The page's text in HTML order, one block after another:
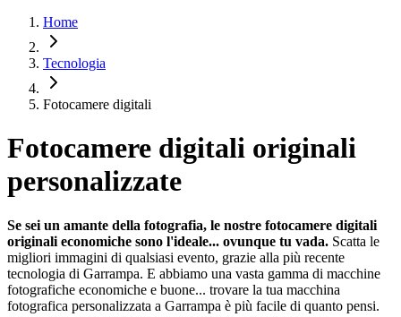
Home
Tecnologia
Fotocamere digitali
Fotocamere digitali originali
personalizzate
Se sei un amante della fotografia, le nostre fotocamere digitali
originali economiche sono l'ideale... ovunque tu vada. Scatta le
migliori immagini di qualsiasi evento, grazie alla più recente
tecnologia di Garrampa. E abbiamo una vasta gamma di macchine
fotografiche economiche e buone... trovare la tua macchina
fotografica personalizzata a Garrampa è più facile di quanto pensi.